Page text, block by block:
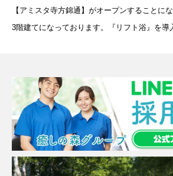
【アミスタ寺方錦通】がオープンすることに
3階建てになっております。『リフト浴』を導